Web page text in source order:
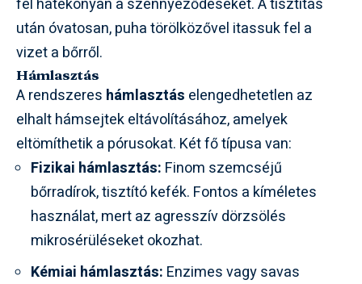
után óvatosan, puha törölközővel itassuk fel a
vizet a bőrről.
Hámlasztás
A rendszeres hámlasztás elengedhetetlen az
elhalt hámsejtek eltávolításához, amelyek
eltömíthetik a pórusokat. Két fő típusa van:
Fizikai hámlasztás: Finom szemcséjű
bőrradírok, tisztító kefék. Fontos a kíméletes
használat, mert az agresszív dörzsölés
mikrosérüléseket okozhat.
Kémiai hámlasztás: Enzimes vagy savas